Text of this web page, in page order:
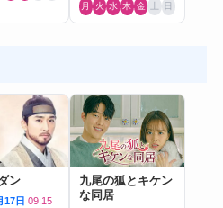
月 火 水 木 金 土 日
ン
17日 09:15
九尾の狐とキケン
な同居